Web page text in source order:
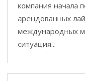
компания начала
арендованных
международных
ситуация...